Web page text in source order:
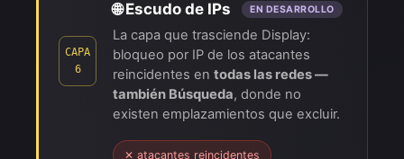
CAPA
6
🌐 Escudo de IPs EN DESARROLLO
La capa que trasciende Display:
bloqueo por IP de los atacantes
reincidentes en todas las redes —
también Búsqueda, donde no
existen emplazamientos que excluir.
✕ atacantes reincidentes